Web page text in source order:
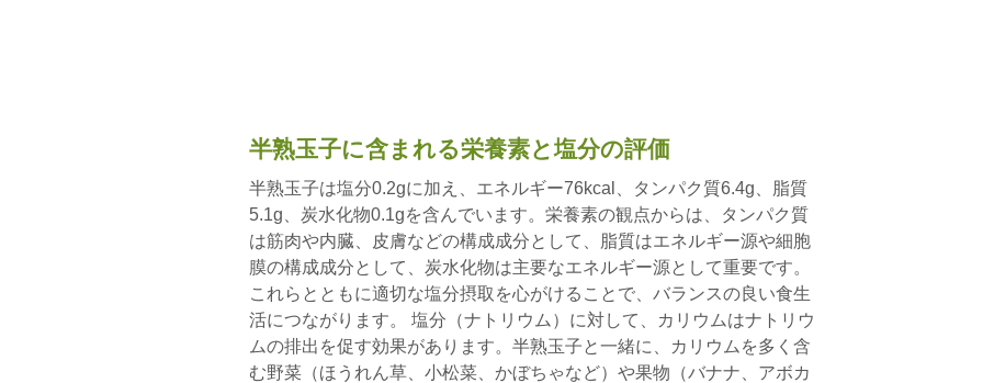
半熟玉子に含まれる栄養素と塩分の評価
半熟玉子は塩分0.2gに加え、エネルギー76kcal、タンパク質6.4g、脂質
5.1g、炭水化物0.1gを含んでいます。栄養素の観点からは、タンパク質
は筋肉や内臓、皮膚などの構成成分として、脂質はエネルギー源や細胞
膜の構成成分として、炭水化物は主要なエネルギー源として重要です。
これらとともに適切な塩分摂取を心がけることで、バランスの良い食生
活につながります。 塩分（ナトリウム）に対して、カリウムはナトリウ
ムの排出を促す効果があります。半熟玉子と一緒に、カリウムを多く含
む野菜（ほうれん草、小松菜、かぼちゃなど）や果物（バナナ、アボカ